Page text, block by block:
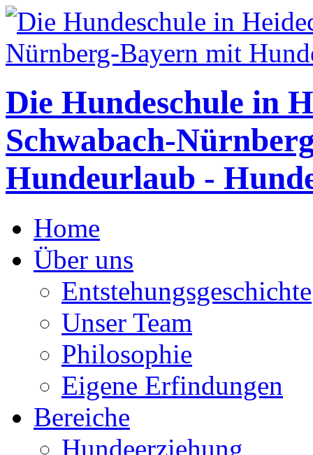
Die Hundeschule in
Schwabach-
Hundeurlaub -
Home
Über uns
Entstehungsgeschichte
Unser Team
Philosophie
Eigene Erfindungen
Bereiche
Hundeerziehung